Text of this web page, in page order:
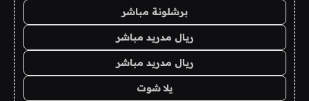
برشلونة مباشر
ريال مدريد مباشر
ريال مدريد مباشر
يلا شوت